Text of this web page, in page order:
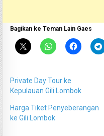
Bagikan ke Teman Lain Gaes
Private Day Tour ke
Kepulauan Gili Lombok
Harga Tiket Penyeberangan
ke Gili Lombok